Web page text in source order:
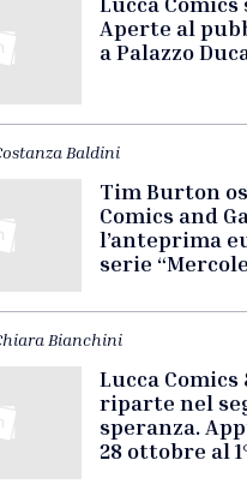
Aperte al
a Palazzo
Baldini
Tim Burton
Comics and
l’anteprima
serie
Bianchini
Lucca Comics
riparte nel
speranza.
28 ottobre al